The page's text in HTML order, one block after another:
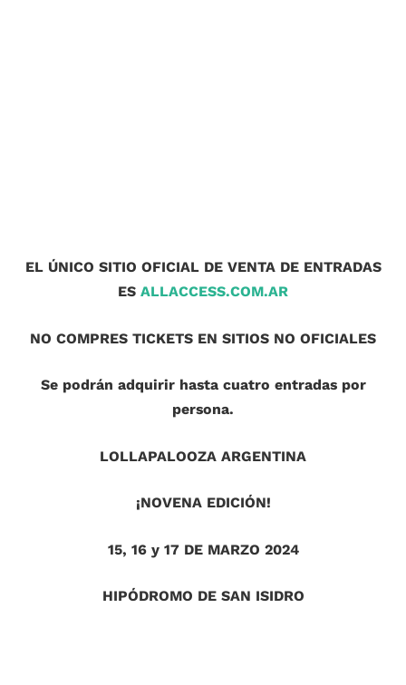
EL ÚNICO SITIO OFICIAL DE VENTA DE ENTRADAS
ES ALLACCESS.COM.AR
NO COMPRES TICKETS EN SITIOS NO OFICIALES
Se podrán adquirir hasta cuatro entradas por
persona.
LOLLAPALOOZA ARGENTINA
¡NOVENA EDICIÓN!
15, 16 y 17 DE MARZO 2024
HIPÓDROMO DE SAN ISIDRO